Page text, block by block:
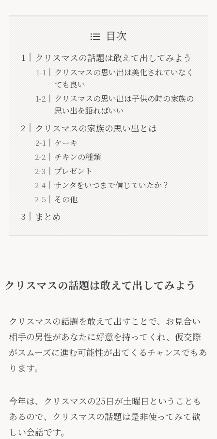
目次
クリスマスの話題は敢えて出してみよう
クリスマスの思い出は美化されていなく
ても良い
クリスマスの思い出は子供の時の家族の
思い出を語ればいい
クリスマスの家族の思い出とは
ケーキ
チキンの種類
プレゼント
サンタをいつまで信じていたか？
その他
まとめ
クリスマスの話題は敢えて出してみよう
クリスマスの話題を敢えて出すことで、 お見合い
相手の男性があなたに好意を持ってくれ、仮交際
がスムーズに進む可能性が出てくるチャンスでもあ
ります。
今年は、クリスマスの25日が土曜日ということも
あるので、クリスマスの話題は是非使ってみて欲
しい会話です。